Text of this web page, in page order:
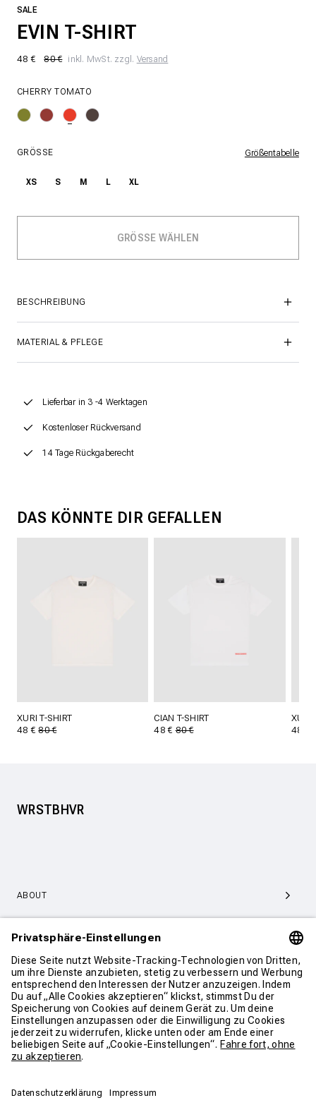
SALE
EVIN T-SHIRT
48 € 80 € inkl. MwSt. zzgl. Versand
CHERRY TOMATO
GRÖSSE Größentabelle
XS S M L XL
BESCHREIBUNG
MATERIAL & PFLEGE
Lieferbar in 3 -4 Werktagen
Kostenloser Rückversand
14 Tage Rückgaberecht
DAS KÖNNTE DIR GEFALLEN
XURI T-SHIRT
48 €80 €
CIAN T-SHIRT
48 €80 €
XURI
48 €
WRSTBHVR
ABOUT
SERVICE & SUPPORT
KONTAKT